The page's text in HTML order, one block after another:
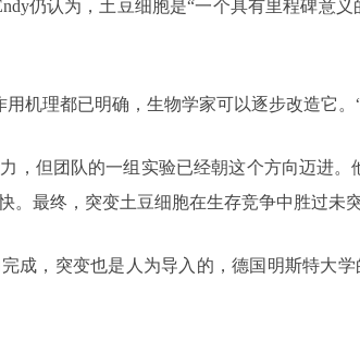
仍认为，土豆细胞是“一个具有里程碑意
用机理都已明确，生物学家可以逐步改造它
，但团队的一组实验已经朝这个方向迈进
。最终，突变土豆细胞在生存竞争中胜过未突
成，突变也是人为导入的，德国明斯特大学